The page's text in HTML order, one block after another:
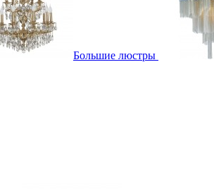
Большие люстры